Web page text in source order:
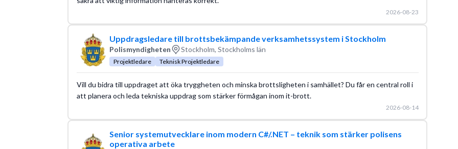
2026-08-23
Uppdragsledare till brottsbekämpande verksamhetssystem i Stockholm
Polismyndigheten Stockholm, Stockholms län
Projektledare Teknisk Projektledare
Vill du bidra till uppdraget att öka tryggheten och minska brottsligheten i samhället? Du får en central roll i
att planera och leda tekniska uppdrag som stärker förmågan inom it-brott.
2026-08-14
Senior systemutvecklare inom modern C#/.NET – teknik som stärker polisens
operativa arbete